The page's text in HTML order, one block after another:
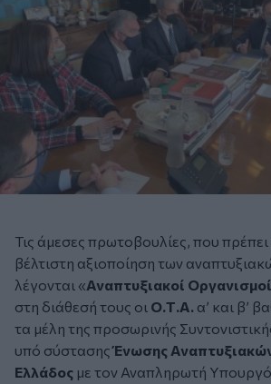
Τις άμεσες πρωτοβουλίες, που
βέλτιστη αξιοποίηση των
λέγονται «Αναπτυξιακοί Οργανισμοί
στη διάθεσή τους οι Ο.Τ.Α. α’ και β’
τα μέλη της προσωρινής
υπό σύστασηςΈνωσης
Ελλάδος με τον Αναπληρωτή